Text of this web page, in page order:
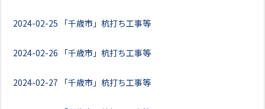
2024-02-25 「千歳市」杭打ち工事等
2024-02-26 「千歳市」杭打ち工事等
2024-02-27 「千歳市」杭打ち工事等